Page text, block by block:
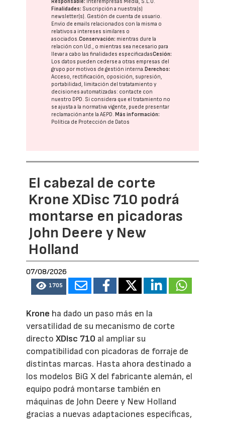
Responsable: Interempresas Media, S.L.U.
Finalidades: Suscripción a nuestra(s)
newsletter(s). Gestión de cuenta de usuario.
Envío de emails relacionados con la misma o
relativos a intereses similares o
asociados.Conservación: mientras dure la
relación con Ud., o mientras sea necesario para
llevar a cabo las finalidades especificadasCesión:
Los datos pueden cederse a otras empresas del
grupo por motivos de gestión interna. Derechos:
Acceso, rectificación, oposición, supresión,
portabilidad, limitación del tratatamiento y
decisiones automatizadas: contacte con
nuestro DPD. Si considera que el tratamiento no
se ajusta a la normativa vigente, puede presentar
reclamación ante laAEPD. Más información:
Política de Protección de Datos
El cabezal de corte
Krone XDisc 710 podrá
montarse en picadoras
John Deere y New
Holland
07/08/2026
1705
Krone ha dado un paso más en la
versatilidad de su mecanismo de corte
directoXDisc 710 al ampliar su
compatibilidad con picadoras de forraje de
distintas marcas. Hasta ahora destinado a
los modelos BiG X del fabricante alemán, el
equipo podrá montarse también en
máquinas de John Deere y New Holland
gracias a nuevas adaptaciones específicas,